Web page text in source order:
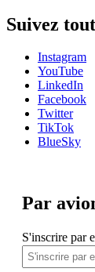
Suivez
Instagram
YouTube
LinkedIn
Facebook
Twitter
TikTok
BlueSky
Par
S'inscrire par